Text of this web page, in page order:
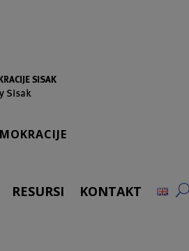
RESURSI KONTAKT